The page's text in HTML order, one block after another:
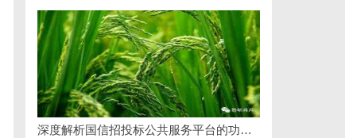
深度解析国信招投标公共服务平台的功能与优势